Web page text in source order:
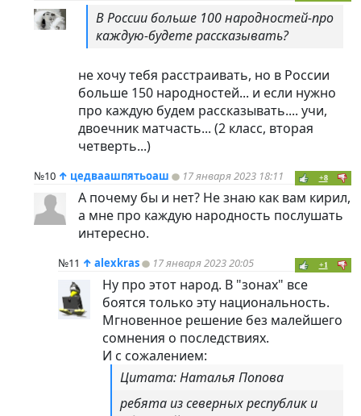
В России больше 100 народностей-про
каждую-будете рассказывать?
не хочу тебя расстраивать, но в России
больше 150 народностей... и если нужно
про каждую будем рассказывать.... учи,
двоечник матчасть... (2 класс, вторая
четверть...)
№10 ↑ цедваашпятьоаш 17 января 2023 18:11 +8
А почему бы и нет? Не знаю как вам кирил,
а мне про каждую народность послушать
интересно.
№11 ↑ alexkras 17 января 2023 20:05 +1
Ну про этот народ. В "зонах" все
боятся только эту национальность.
Мгновенное решение без малейшего
сомнения о последствиях.
И с сожалением:
Цитата: Наталья Попова
ребята из северных республик и